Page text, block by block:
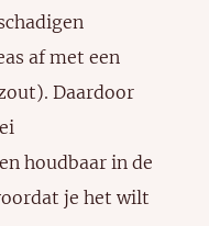
af met een
Daardoor
houdbaar in de
je het wilt